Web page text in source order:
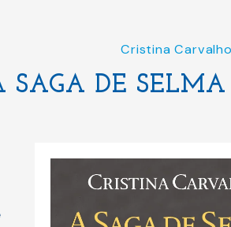
Cristina Carvalho
SAGA DE SELMA